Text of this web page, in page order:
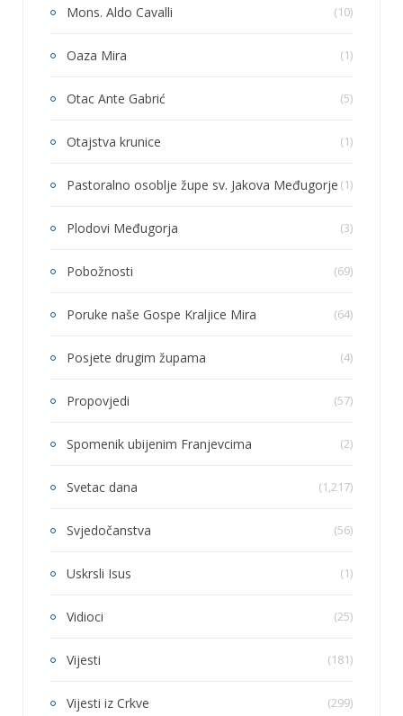
Mons. Aldo Cavalli (10)
Oaza Mira (1)
Otac Ante Gabrić (5)
Otajstva krunice (1)
Pastoralno osoblje župe sv. Jakova Međugorje (1)
Plodovi Međugorja (3)
Pobožnosti (69)
Poruke naše Gospe Kraljice Mira (64)
Posjete drugim župama (4)
Propovjedi (57)
Spomenik ubijenim Franjevcima (2)
Svetac dana (1,217)
Svjedočanstva (56)
Uskrsli Isus (1)
Vidioci (25)
Vijesti (181)
Vijesti iz Crkve (299)